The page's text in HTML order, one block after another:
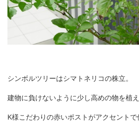
シンボルツリーはシマトネリコの株立。
建物に負けないように少し高めの物を植え
K様こだわりの赤いポストがアクセントで